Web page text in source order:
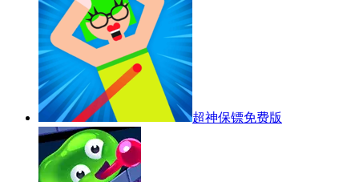
超神保镖免费版